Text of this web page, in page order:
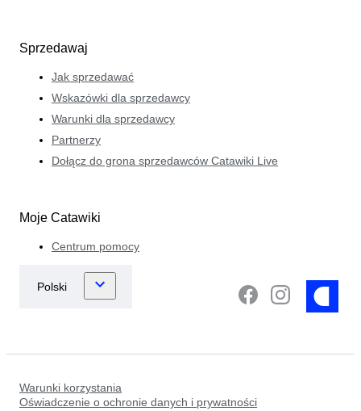
Sprzedawaj
Jak sprzedawać
Wskazówki dla sprzedawcy
Warunki dla sprzedawcy
Partnerzy
Dołącz do grona sprzedawców Catawiki Live
Moje Catawiki
Centrum pomocy
Warunki korzystania
Oświadczenie o ochronie danych i prywatności